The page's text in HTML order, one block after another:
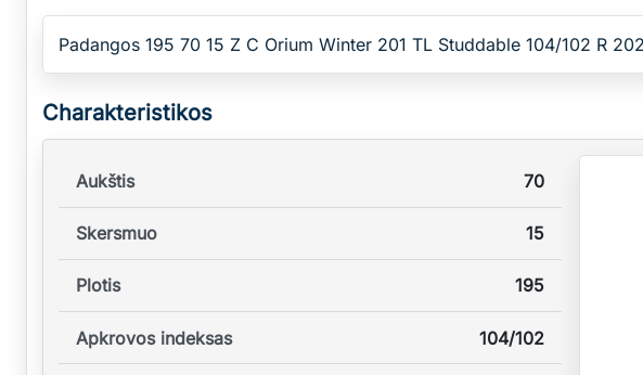
Padangos 195 70 15 Z C Orium Winter 201 TL Studdable 104/102 R
Charakteristikos
Aukštis 70
Skersmuo 15
Plotis 195
Apkrovos indeksas 104/102